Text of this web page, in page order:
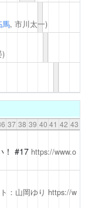
馬, 市川太一)
)
37 38 39 40 41 42 43
#17 https://www.o
：山岡ゆり https://w